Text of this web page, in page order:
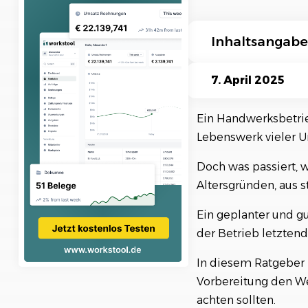
Inhaltsangabe
1. Prozesse
3. Mitarbeiter
5. Investieren
Nachfolger
Der
1. Vorbereitung
7. April 2025
Ein
Lebenswerk vieler
Doch was passiert,
Altersgründen, aus
Ein geplanter und
der Betrieb
In diesem
Vorbereitung den
achten sollten.